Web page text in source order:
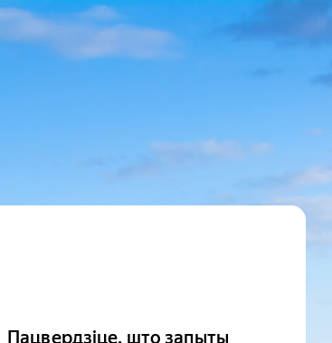
Пацвердзіце, што запыты